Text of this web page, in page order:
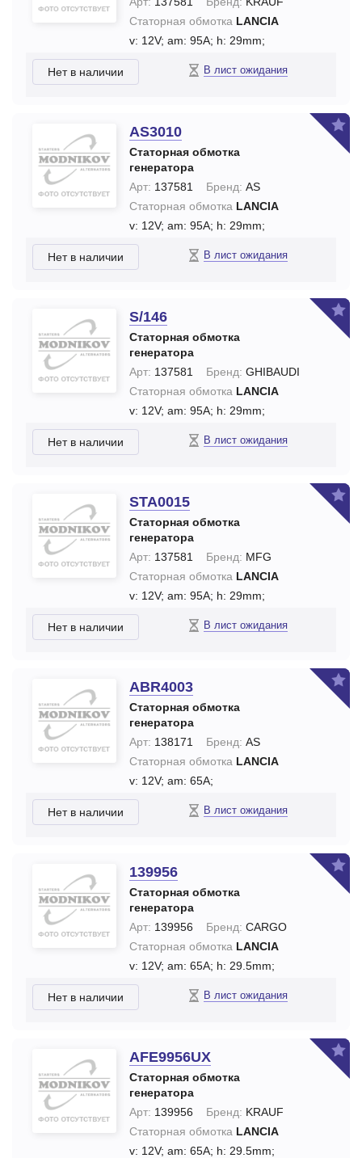
Статорная обмотка LANCIA
v: 12V; am: 95A; h: 29mm;
Нет в наличии В лист ожидания
AS3010
Статорная обмотка
генератора
Арт: 137581 Бренд: AS
Статорная обмотка LANCIA
v: 12V; am: 95A; h: 29mm;
Нет в наличии В лист ожидания
S/146
Статорная обмотка
генератора
Арт: 137581 Бренд: GHIBAUDI
Статорная обмотка LANCIA
v: 12V; am: 95A; h: 29mm;
Нет в наличии В лист ожидания
STA0015
Статорная обмотка
генератора
Арт: 137581 Бренд: MFG
Статорная обмотка LANCIA
v: 12V; am: 95A; h: 29mm;
Нет в наличии В лист ожидания
ABR4003
Статорная обмотка
генератора
Арт: 138171 Бренд: AS
Статорная обмотка LANCIA
v: 12V; am: 65A;
Нет в наличии В лист ожидания
139956
Статорная обмотка
генератора
Арт: 139956 Бренд: CARGO
Статорная обмотка LANCIA
v: 12V; am: 65A; h: 29.5mm;
Нет в наличии В лист ожидания
AFE9956UX
Статорная обмотка
генератора
Арт: 139956 Бренд: KRAUF
Статорная обмотка LANCIA
v: 12V; am: 65A; h: 29.5mm;